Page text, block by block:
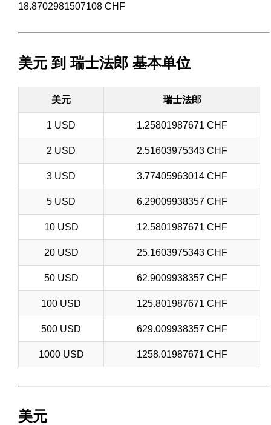
18.8702981507108 CHF
美元 到 瑞士法郎 基本单位
美元 瑞士法郎
1 USD 1.25801987671 CHF
2 USD 2.51603975343 CHF
3 USD 3.77405963014 CHF
5 USD 6.29009938357 CHF
10 USD 12.5801987671 CHF
20 USD 25.1603975343 CHF
50 USD 62.9009938357 CHF
100 USD 125.801987671 CHF
500 USD 629.009938357 CHF
1000 USD 1258.01987671 CHF
美元